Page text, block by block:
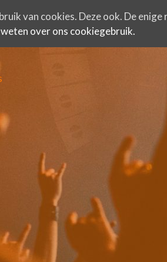
van cookies. Deze ook. De
over ons cookiegebruik.